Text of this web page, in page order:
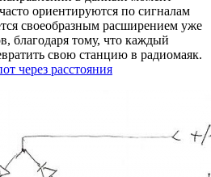
ориентируются по сигналам
своеобразным расширением уже
благодаря тому, что каждый
свою станцию в радиомаяк.
через расстояния